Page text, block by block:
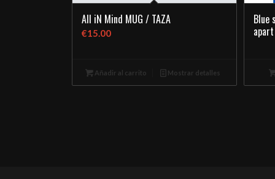
All iN Mind MUG / TAZA
€15.00
Añadir al carrito Mostrar detalles
Blue